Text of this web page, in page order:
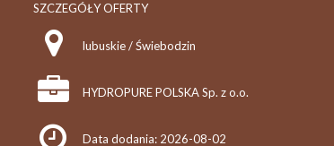
SZCZEGÓŁY OFERTY
lubuskie / Świebodzin
HYDROPURE POLSKA Sp. z o.o.
Data dodania: 2026-08-02